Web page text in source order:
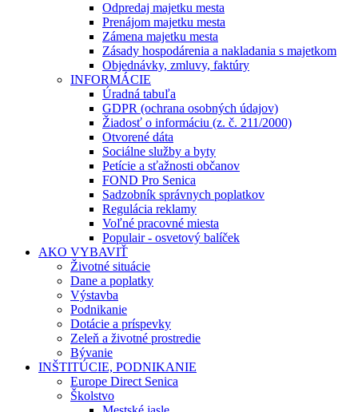
Odpredaj majetku mesta
Prenájom majetku mesta
Zámena majetku mesta
Zásady hospodárenia a nakladania s majetkom
Objednávky, zmluvy, faktúry
INFORMÁCIE
Úradná tabuľa
GDPR (ochrana osobných údajov)
Žiadosť o informáciu (z. č. 211/2000)
Otvorené dáta
Sociálne služby a byty
Petície a sťažnosti občanov
FOND Pro Senica
Sadzobník správnych poplatkov
Regulácia reklamy
Voľné pracovné miesta
Populair - osvetový balíček
AKO VYBAVIŤ
Životné situácie
Dane a poplatky
Výstavba
Podnikanie
Dotácie a príspevky
Zeleň a životné prostredie
Bývanie
INŠTITÚCIE, PODNIKANIE
Europe Direct Senica
Školstvo